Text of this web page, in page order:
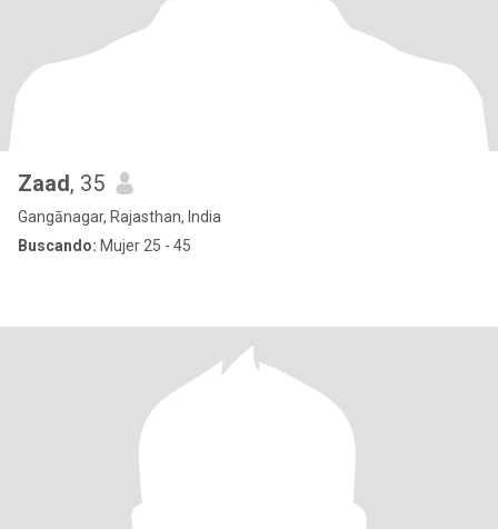
Zaad, 35
Gangānagar, Rajasthan, India
Buscando: Mujer 25 - 45